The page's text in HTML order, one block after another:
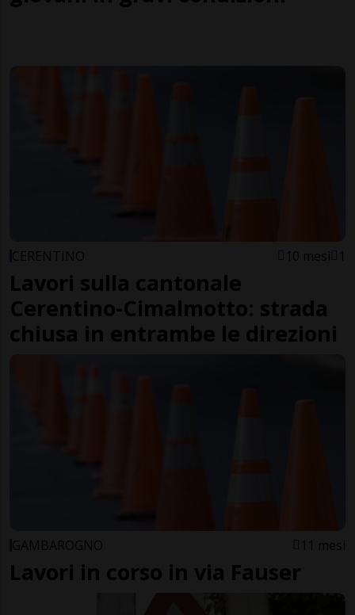
CERENTINO 10 mesi 1
Lavori sulla cantonale
Cerentino-Cimalmotto: strada
chiusa in entrambe le direzioni
GAMBAROGNO 11 mesi
Lavori in corso in via Fauser